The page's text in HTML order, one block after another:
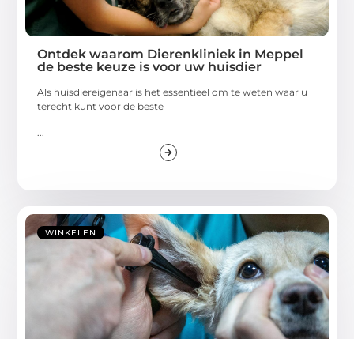
Ontdek waarom Dierenkliniek in Meppel
de beste keuze is voor uw huisdier
Als huisdiereigenaar is het essentieel om te weten waar u
terecht kunt voor de beste
WINKELEN